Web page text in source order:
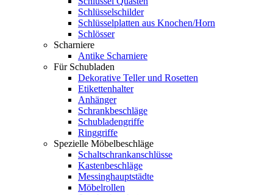
Schlüsselschilder
Schlüsselplatten aus Knochen/Horn
Schlösser
Scharniere
Antike Scharniere
Für Schubladen
Dekorative Teller und Rosetten
Etikettenhalter
Anhänger
Schrankbeschläge
Schubladengriffe
Ringgriffe
Spezielle Möbelbeschläge
Schaltschrankanschlüsse
Kastenbeschläge
Messinghauptstädte
Möbelrollen